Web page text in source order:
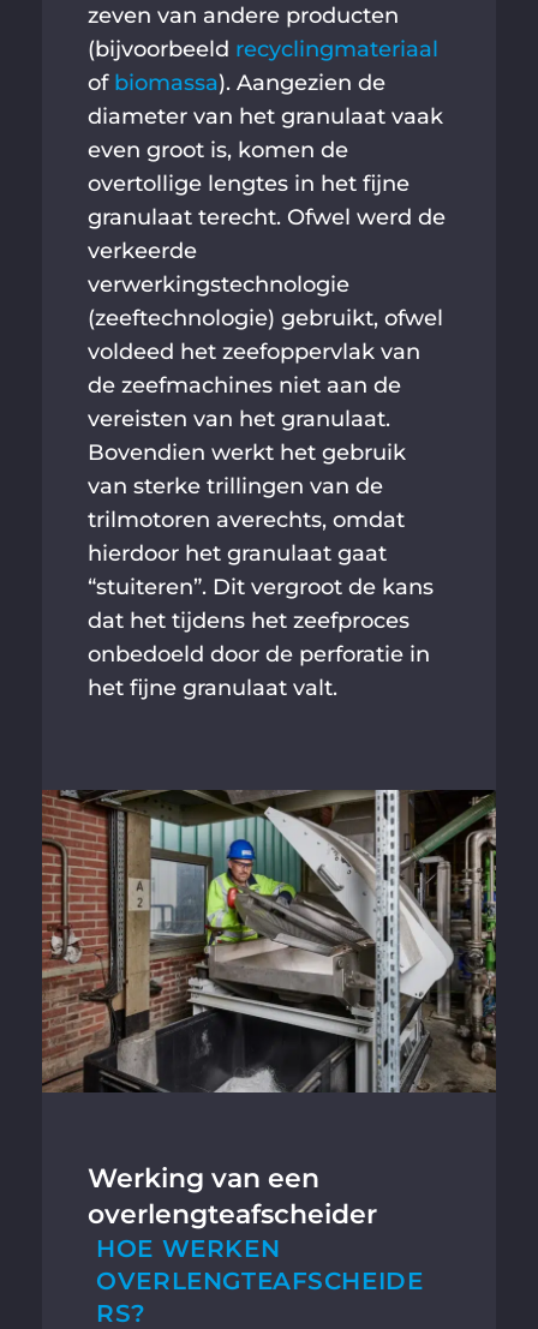
zeven van andere producten
(bijvoorbeeld recyclingmateriaal
of biomassa). Aangezien de
diameter van het granulaat vaak
even groot is, komen de
overtollige lengtes in het fijne
granulaat terecht. Ofwel werd de
verkeerde
verwerkingstechnologie
(zeeftechnologie) gebruikt, ofwel
voldeed het zeefoppervlak van
de zeefmachines niet aan de
vereisten van het granulaat.
Bovendien werkt het gebruik
van sterke trillingen van de
trilmotoren averechts, omdat
hierdoor het granulaat gaat
“stuiteren”. Dit vergroot de kans
dat het tijdens het zeefproces
onbedoeld door de perforatie in
het fijne granulaat valt.
Werking van een
overlengteafscheider
HOE WERKEN
OVERLENGTEAFSCHEIDE
RS?